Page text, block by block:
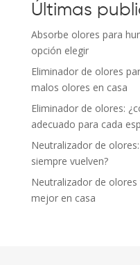
Últimas
Absorbe olores para
opción elegir
Eliminador de olores
malos olores en casa
Eliminador de olores:
adecuado para cada
Neutralizador de
siempre vuelven?
Neutralizador de
mejor en casa